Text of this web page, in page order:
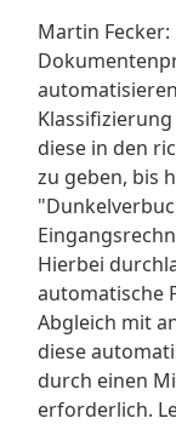
Martin
diese in den
zu geben, bis
Hierbei
automatische
Abgleich mit
diese
durch einen
erforderlich.